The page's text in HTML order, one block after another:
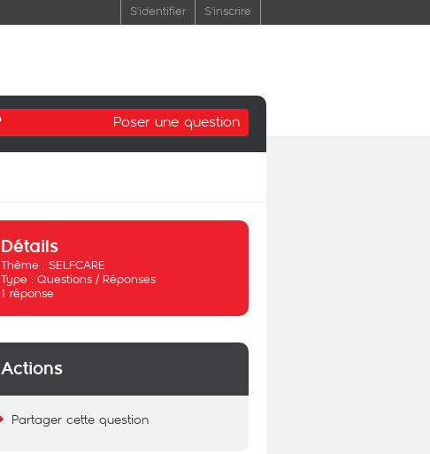
S'identifier S'inscrire
Poser une question
Détails
Thème : SELFCARE
Type : Questions / Réponses
1 réponse
Actions
Partager cette question